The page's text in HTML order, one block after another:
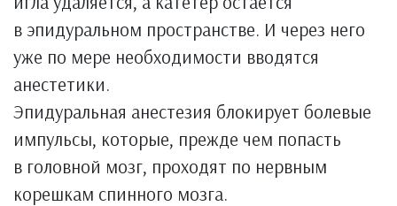
в эпидуральном пространстве. И через него
уже по мере необходимости вводятся
анестетики.
Эпидуральная анестезия блокирует болевые
импульсы, которые, прежде чем попасть
в головной мозг, проходят по нервным
корешкам спинного мозга.